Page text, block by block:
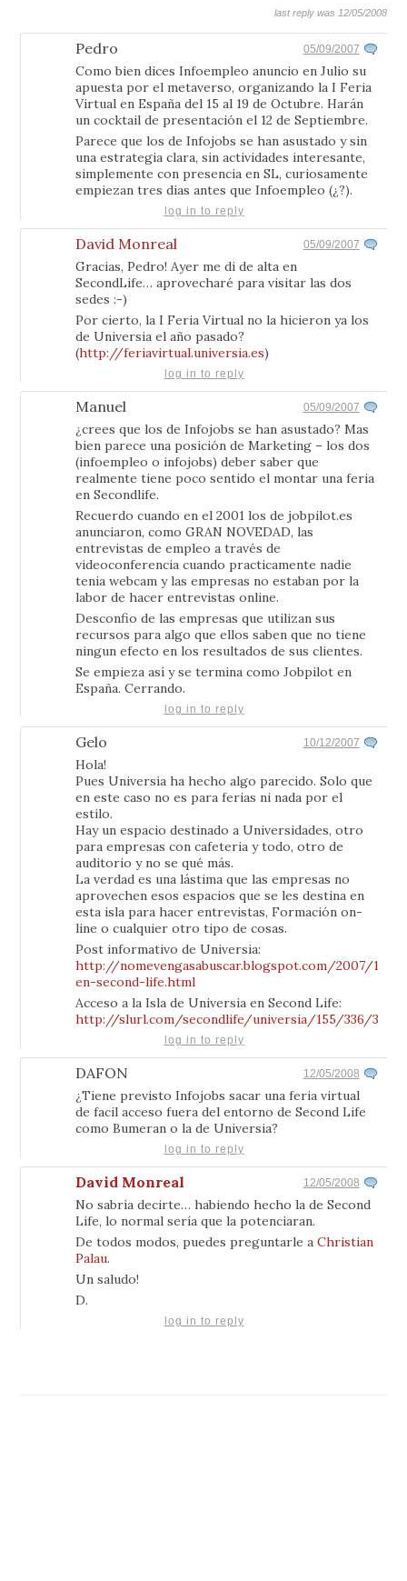
last reply was 12/05/2008
Pedro 05/09/2007
Como bien dices Infoempleo anuncio en Julio su
apuesta por el metaverso, organizando la I Feria
Virtual en España del 15 al 19 de Octubre. Harán
un cocktail de presentación el 12 de Septiembre.
Parece que los de Infojobs se han asustado y sin
una estrategia clara, sin actividades interesante,
simplemente con presencia en SL, curiosamente
empiezan tres dias antes que Infoempleo (¿?).
log in to reply
David Monreal 05/09/2007
Gracias, Pedro! Ayer me di de alta en
SecondLife… aprovecharé para visitar las dos
sedes :-)
Por cierto, la I Feria Virtual no la hicieron ya los
de Universia el año pasado?
(http://feriavirtual.universia.es)
log in to reply
Manuel 05/09/2007
¿crees que los de Infojobs se han asustado? Mas
bien parece una posición de Marketing – los dos
(infoempleo o infojobs) deber saber que
realmente tiene poco sentido el montar una feria
en Secondlife.
Recuerdo cuando en el 2001 los de jobpilot.es
anunciaron, como GRAN NOVEDAD, las
entrevistas de empleo a través de
videoconferencia cuando practicamente nadie
tenia webcam y las empresas no estaban por la
labor de hacer entrevistas online.
Desconfio de las empresas que utilizan sus
recursos para algo que ellos saben que no tiene
ningun efecto en los resultados de sus clientes.
Se empieza así y se termina como Jobpilot en
España. Cerrando.
log in to reply
Gelo 10/12/2007
Hola!
Pues Universia ha hecho algo parecido. Solo que
en este caso no es para ferias ni nada por el
estilo.
Hay un espacio destinado a Universidades, otro
para empresas con cafeteria y todo, otro de
auditorio y no se qué más.
La verdad es una lástima que las empresas no
aprovechen esos espacios que se les destina en
esta isla para hacer entrevistas, Formación on-
line o cualquier otro tipo de cosas.
Post informativo de Universia:
http://nomevengasabuscar.blogspot.com/2007/11/
en-second-life.html
Acceso a la Isla de Universia en Second Life:
http://slurl.com/secondlife/universia/155/336/38
log in to reply
DAFON 12/05/2008
¿Tiene previsto Infojobs sacar una feria virtual
de facil acceso fuera del entorno de Second Life
como Bumeran o la de Universia?
log in to reply
David Monreal 12/05/2008
No sabría decirte… habiendo hecho la de Second
Life, lo normal sería que la potenciaran.
De todos modos, puedes preguntarle aChristian
Palau.
Un saludo!
D.
log in to reply